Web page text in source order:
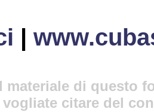
|
materiale di questo
vogliate citare del